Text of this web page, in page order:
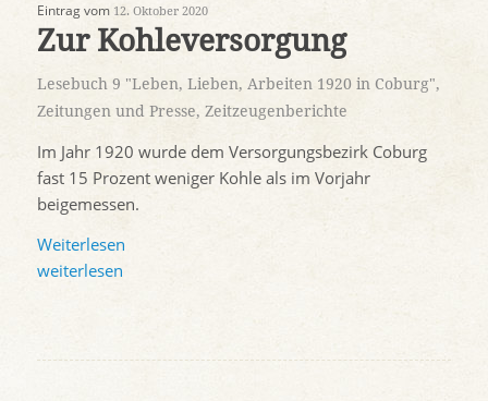
Eintrag vom 12. Oktober 2020
Zur Kohleversorgung
Lesebuch 9 "Leben, Lieben, Arbeiten 1920 in Coburg",
Zeitungen und Presse, Zeitzeugenberichte
Im Jahr 1920 wurde dem Versorgungsbezirk Coburg
fast 15 Prozent weniger Kohle als im Vorjahr
beigemessen.
Weiterlesen
weiterlesen